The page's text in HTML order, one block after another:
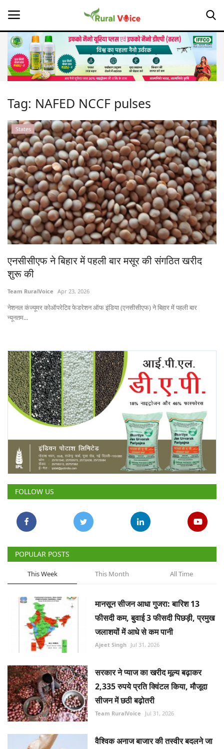
Home
About Us
Leadership Profiles
Opinion
Politics
Magazine
States
Events
Agribusiness
Agritech
International
Rural Dialogue
Ground Report
Rural Connect
Gallery
National
Latest News
Agriculture Conclave and NACOF
Awards 2022
Agri Start-Ups
Language
English Hindi
Tag: NAFED NCCF pulses
States
एनसीसीएफ ने बिहार में पहली बार मसूर की संगठित खरीद
शुरू की
Team RuralVoice Apr 23, 2026
नेशनल कंज्यूमर कोऑपरेटिव फेडरेशन ऑफ इंडिया (एनसीसीएफ) ने बिहार में पहली बार
न्यूनतम...
FOLLOW US
POPULAR POSTS
This Week This Month All Time
मानसून सीजन आधा गुजरा: बारिश 13
फीसदी कम, बुवाई 3 फीसदी पिछड़ी, प्रमुख
जलाशयों में आधे से कम पानी
Ajeet Singh Jul 31, 2026
सरकार ने प्याज का खरीद मूल्य बढ़ाकर
2,335 रुपये प्रति क्विंटल किया, मौजूदा
सीजन में छठी बढ़ोतरी
Team RuralVoice Jul 31, 2026
वैश्विक अनाज बाजार की तस्वीर बदलने जा